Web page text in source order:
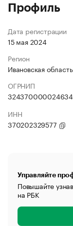
Профиль
Дата регистрации
15 мая 2024
Регион
Ивановская область
ОГРНИП
324370000024634
ИНН
370202329577
Управляйте
Повышайте
на РБК